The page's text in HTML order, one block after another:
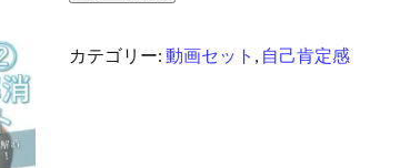
セ
カテゴリー:動画セット , 自己肯定感